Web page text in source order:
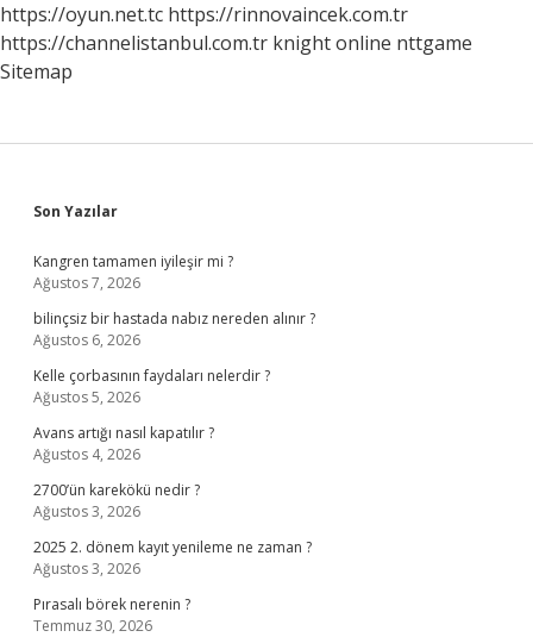
https://oyun.net.tc https://rinnovaincek.com.tr
https://channelistanbul.com.tr knight online nttgame
Sitemap
Sidebar
Son Yazılar
Kangren tamamen iyileşir mi ?
Ağustos 7, 2026
bilinçsiz bir hastada nabız nereden alınır ?
Ağustos 6, 2026
Kelle çorbasının faydaları nelerdir ?
Ağustos 5, 2026
Avans artığı nasıl kapatılır ?
Ağustos 4, 2026
2700’ün karekökü nedir ?
Ağustos 3, 2026
2025 2. dönem kayıt yenileme ne zaman ?
Ağustos 3, 2026
Pırasalı börek nerenin ?
Temmuz 30, 2026